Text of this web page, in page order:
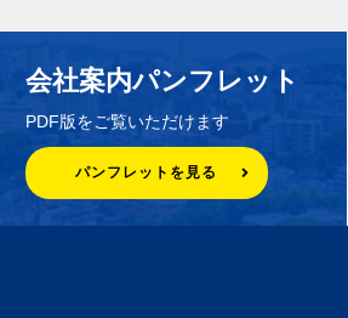
会社案内パンフレット
PDF版をご覧いただけます
パンフレットを見る